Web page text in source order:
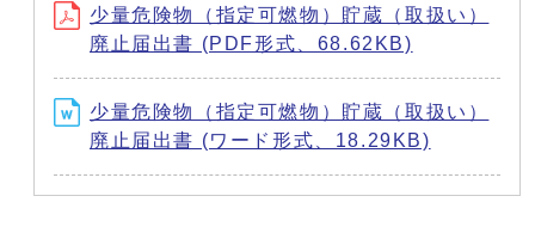
少量危険物（指定可燃物）貯蔵（取扱い）
廃止届出書 (PDF形式、68.62KB)
少量危険物（指定可燃物）貯蔵（取扱い）
廃止届出書 (ワード形式、18.29KB)